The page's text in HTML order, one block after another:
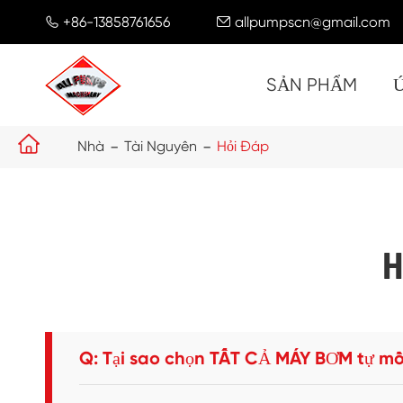
 +86-13858761656  allpumpscn@gmail.com
SẢN PHẨM
 Nhà Tài Nguyên Hỏi Đáp
Q: Tại sao chọn TẤT CẢ MÁY BƠM tự